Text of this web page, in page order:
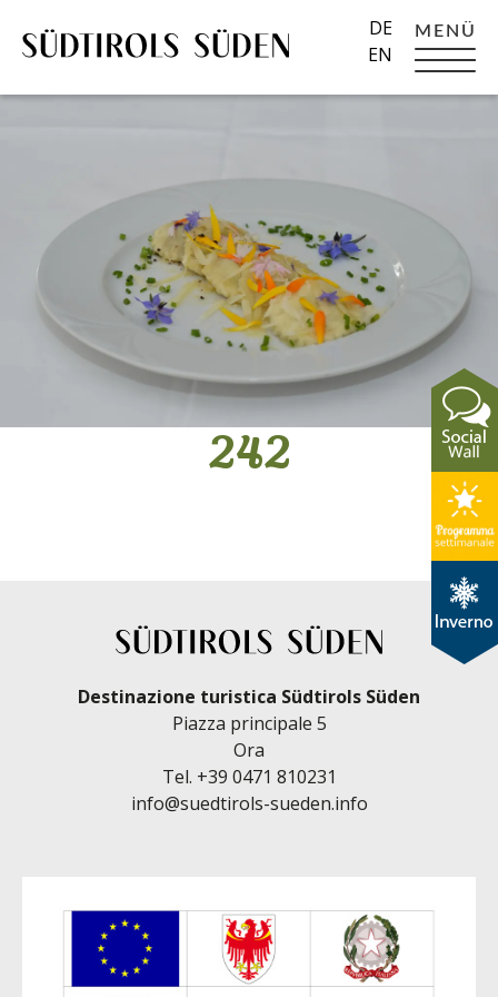
MENÜ
DE
EN
242
Destinazione turistica Südtirols Süden
Piazza principale 5
Ora
Tel. +39 0471 810231
info@suedtirols-sueden.info